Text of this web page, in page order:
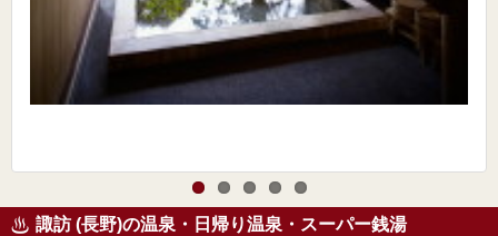
諏訪 (長野)の温泉・日帰り温泉・スーパー銭湯